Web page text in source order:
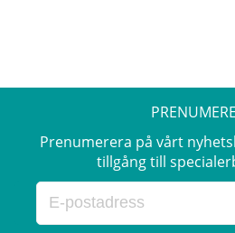
Prenumerera på vårt
tillgång till